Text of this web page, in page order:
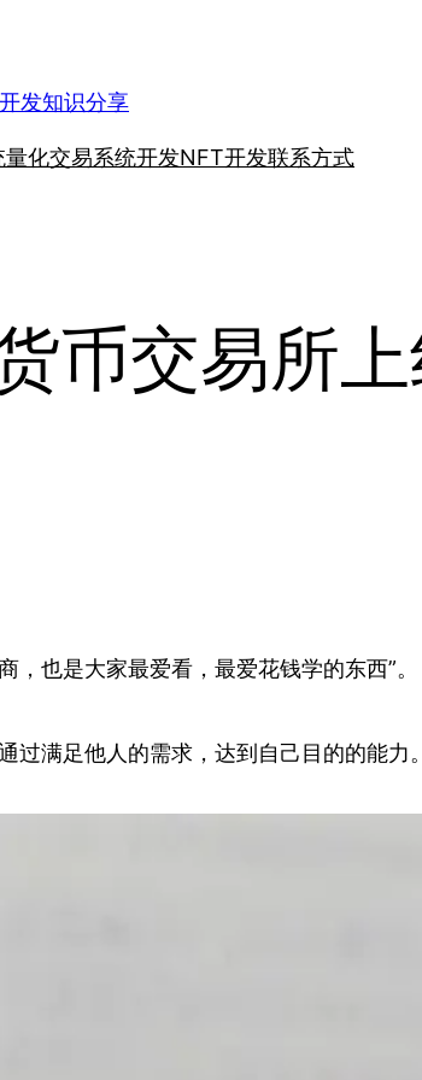
发知识分享
量化交易系统开发NFT开发联系方式
币交易所
也是大家最爱看，最爱花钱学的东西”。
过满足他人的需求，达到自己目的的能力